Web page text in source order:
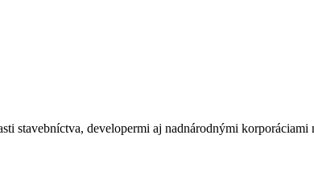
stavebníctva, developermi aj nadnárodnými